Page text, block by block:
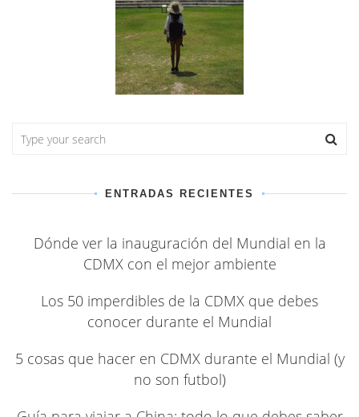
ENTRADAS RECIENTES
Dónde ver la inauguración del Mundial en la
CDMX con el mejor ambiente
Los 50 imperdibles de la CDMX que debes
conocer durante el Mundial
5 cosas que hacer en CDMX durante el Mundial (y
no son futbol)